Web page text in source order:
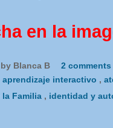
en la
Blanca B
2 comments
aprendizaje interactivo ,
la Familia , identidad y